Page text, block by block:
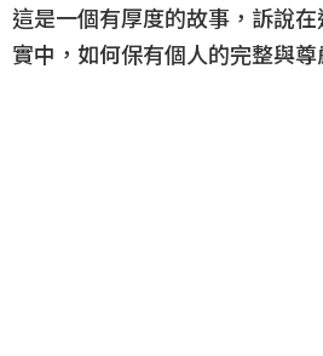
這是一個有厚度的故事，訴說
實中，如何保有個人的完整與尊